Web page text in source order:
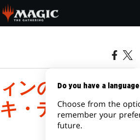
ィンの昏明』統
・デッキリス
Do you have a
Choose from the
remember your
future.